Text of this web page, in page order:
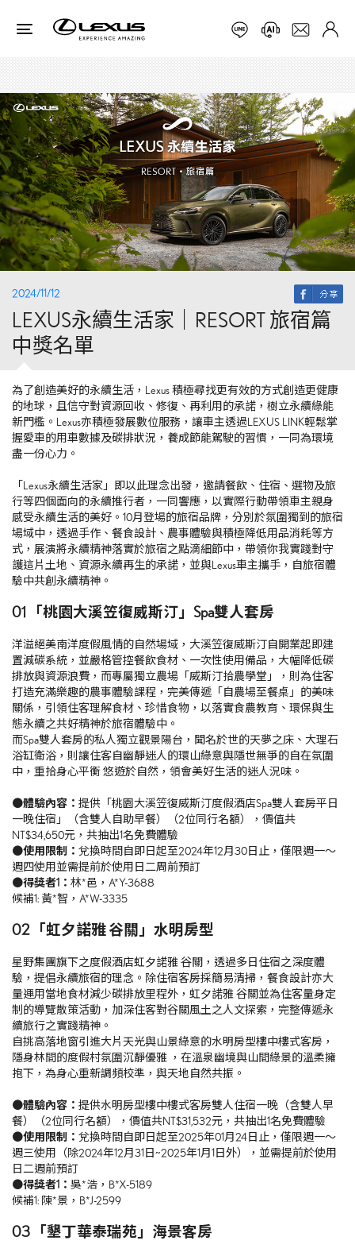
2024/11/12
LEXUS永續生活家｜RESORT 旅宿篇
中獎名單
為了創造美好的永續生活，Lexus 積極尋找更有效的方式創造更健康
的地球，且信守對資源回收、修復、再利用的承諾，樹立永續綠能
新門檻。Lexus亦積極發展數位服務，讓車主透過LEXUS LINK輕鬆掌
握愛車的用車數據及碳排狀況，養成節能駕駛的習慣，一同為環境
盡一份心力。
「Lexus永續生活家」即以此理念出發，邀請餐飲、住宿、選物及旅
行等四個面向的永續推行者，一同響應，以實際行動帶領車主親身
感受永續生活的美好。 10月登場的旅宿品牌，分別於氛圍獨到的旅宿
場域中，透過手作、餐食設計、農事體驗與積極降低用品消耗等方
式，展演將永續精神落實於旅宿之點滴細節中，帶領你我實踐對守
護這片土地、資源永續再生的承諾，並與Lexus車主攜手，自旅宿體
驗中共創永續精神。
01 「桃園大溪笠復威斯汀」Spa雙人套房
洋溢絕美南洋度假風情的自然場域，大溪笠復威斯汀自開業起即建
置減碳系統，並嚴格管控餐飲食材、一次性使用備品，大幅降低碳
排放與資源浪費，而專屬獨立農場「威斯汀拾農學堂」，則為住客
打造充滿樂趣的農事體驗課程，完美傳遞「自農場至餐桌」的美味
關係，引領住客理解食材、珍惜食物，以落實食農教育、環保與生
態永續之共好精神於旅宿體驗中。
而Spa雙人套房的私人獨立觀景陽台，聞名於世的天夢之床、大理石
浴缸衛浴，則讓住客自幽靜迷人的環山綠意與隱世無爭的自在氛圍
中，重拾身心平衡 悠遊於自然，領會美好生活的迷人況味。
●體驗內容： 提供「桃園大溪笠復威斯汀度假酒店Spa雙人套房平日
一晚住宿」（含雙人自助早餐）（2位同行名額），價值共
NT$34,650元，共抽出1名免費體驗
●使用限制： 兌換時間自即日起至2024年12月30日止，僅限週一～
週四使用並需提前於使用日二周前預訂
●得獎者1： 林*邑，A*Y-3688
候補1: 黃*智，A*W-3335
02 「虹夕諾雅 谷關」水明房型
星野集團旗下之度假酒店虹夕諾雅 谷關，透過多日住宿之深度體
驗，提倡永續旅宿的理念。除住宿客房採簡易清掃，餐食設計亦大
量運用當地食材減少碳排放里程外，虹夕諾雅 谷關並為住客量身定
制的導覽散策活動，加深住客對谷關風土之人文探索，完整傳遞永
續旅行之實踐精神。
自挑高落地窗引進大片天光與山景綠意的水明房型樓中樓式客房，
隱身林間的度假村氛圍沉靜優雅 ，在溫泉幽境與山間綠景的溫柔擁
抱下，為身心重新調頻校準，與天地自然共振。
●體驗內容： 提供水明房型樓中樓式客房雙人住宿一晚（含雙人早
餐）（2位同行名額），價值共NT$31,532元，共抽出1名免費體驗
●使用限制： 兌換時間自即日起至2025年01月24日止，僅限週一～
週三使用（除2024年12月31日~2025年1月1日外），並需提前於使用
日二週前預訂
●得獎者1： 吳*浩，B*X-5189
候補1: 陳*景，B*J-2599
03 「墾丁華泰瑞苑」海景客房